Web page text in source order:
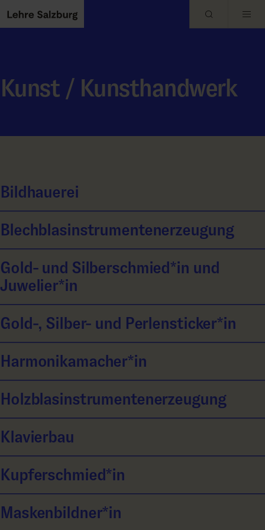
Skip to main content
Kunst / Kunsthandwerk
Bildhauerei
Blechblasinstrumentenerzeugung
Gold- und Silberschmied*in und
Juwelier*in
Gold-, Silber- und Perlensticker*in
Harmonikamacher*in
Holzblasinstrumentenerzeugung
Klavierbau
Kupferschmied*in
Maskenbildner*in